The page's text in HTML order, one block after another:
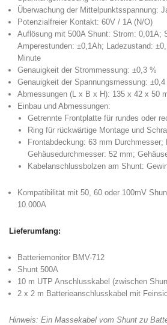
Überwachung der Mittelpunktsspannung:
Potenzialfreier Kontakt: 60V / 1A (N/O)
Auflösung mit 500A Shunt: Strom: 0,01A;
Amperestunden: ±0,1Ah; Ladezustand:
Minute
Genauigkeit der Strommessung: ±0,3 %
Genauigkeit der Spannungsmessung: ±0,4
Abmessungen (L x B x H): 135 x 42 x 50
Einbau und Abmessungen:
Getrennte Frontplatte für rundes oder
Ring für rückwärtige Montage und
Frontabdeckung: 63 mm
Gehäusedurchmesser: 52 mm;
Kabelanschlussbolzen am Shunt:
Kompatibilität mit 50, 60 oder 100mV
10.000A
Lieferumfang:
Batteriemonitor BMV-712
Shunt 500A
10 m UTP Anschlusskabel (zwischen
2 x 2 m Batterieanschlusskabel mit
Hinweis: Ein Massekabel vom Shunt zu